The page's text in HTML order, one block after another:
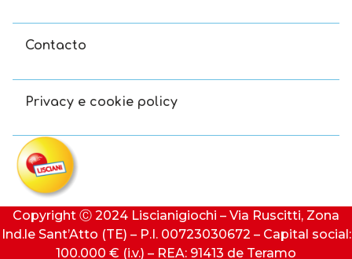
Contacto
Privacy e cookie policy
Copyright Ⓒ 2024 Liscianigiochi – Via Ruscitti, Zona
Ind.le Sant’Atto (TE) – P.I. 00723030672 – Capital social:
100.000 € (i.v.) – REA: 91413 de Teramo